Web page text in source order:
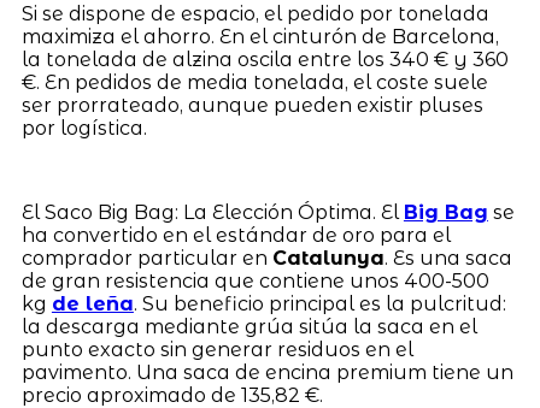
Si se dispone de espacio, el pedido por tonelada
maximiza el ahorro. En el cinturón de Barcelona,
la tonelada de alzina oscila entre los 340 € y 360
€. En pedidos de media tonelada, el coste suele
ser prorrateado, aunque pueden existir pluses
por logística.
El Saco Big Bag: La Elección Óptima. El Big Bag se
ha convertido en el estándar de oro para el
comprador particular en Catalunya. Es una saca
de gran resistencia que contiene unos 400-500
kg de leña. Su beneficio principal es la pulcritud:
la descarga mediante grúa sitúa la saca en el
punto exacto sin generar residuos en el
pavimento. Una saca de encina premium tiene un
precio aproximado de 135,82 €.